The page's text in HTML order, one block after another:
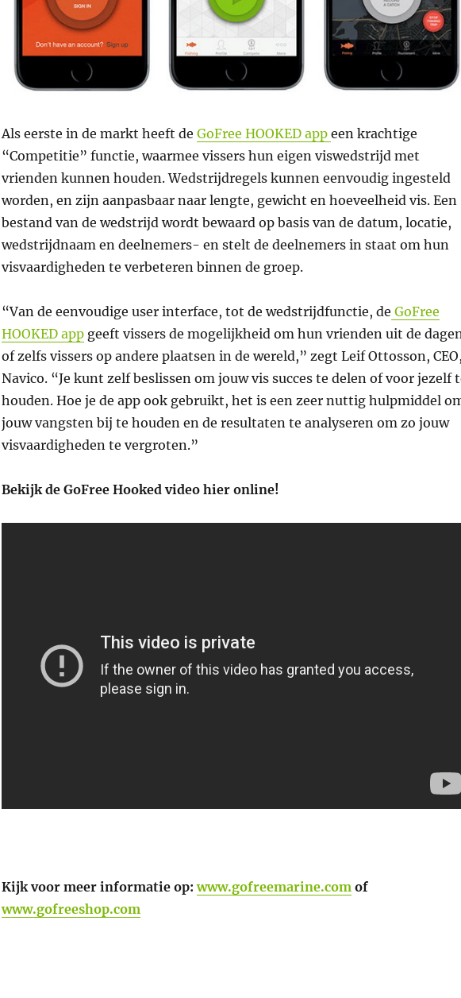
Als eerste in de markt heeft de GoFree HOOKED app een krachtige
“Competitie” functie, waarmee vissers hun eigen viswedstrijd met
vrienden kunnen houden. Wedstrijdregels kunnen eenvoudig ingesteld
worden, en zijn aanpasbaar naar lengte, gewicht en hoeveelheid vis. Een
bestand van de wedstrijd wordt bewaard op basis van de datum, locatie,
wedstrijdnaam en deelnemers- en stelt de deelnemers in staat om hun
visvaardigheden te verbeteren binnen de groep.
“Van de eenvoudige user interface, tot de wedstrijdfunctie, de GoFree
HOOKED appgeeft vissers de mogelijkheid om hun vrienden uit de
of zelfs vissers op andere plaatsen in de wereld,” zegt Leif Ottosson,
Navico. “Je kunt zelf beslissen om jouw vis succes te delen of voor jezelf
houden. Hoe je de app ook gebruikt, het is een zeer nuttig hulpmiddel
jouw vangsten bij te houden en de resultaten te analyseren om zo jouw
visvaardigheden te vergroten.”
Bekijk de GoFree Hooked video hier online!
Kijk voor meer informatie op:www.gofreemarine.comof
www.gofreeshop.com